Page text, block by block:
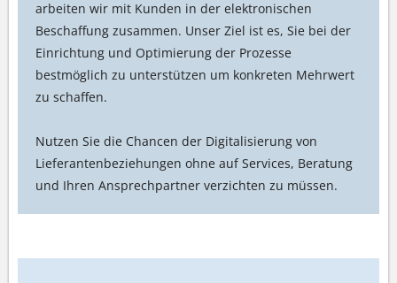
arbeiten wir mit Kunden in der elektronischen
Beschaffung zusammen. Unser Ziel ist es, Sie bei der
Einrichtung und Optimierung der Prozesse
bestmöglich zu unterstützen um konkreten Mehrwert
zu schaffen.
Nutzen Sie die Chancen der Digitalisierung von
Lieferantenbeziehungen ohne auf Services, Beratung
und Ihren Ansprechpartner verzichten zu müssen.